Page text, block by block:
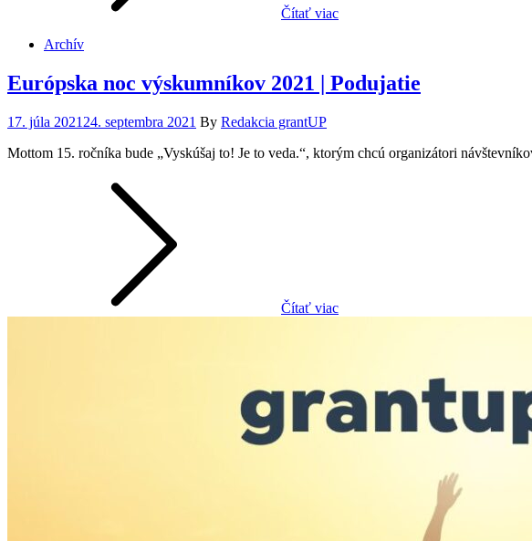
Čítať viac
Archív
Európska noc výskumníkov 2021 | Podujatie
Posted
17. júla 2021 24. septembra 2021 By Redakcia grantUP
Mottom 15. ročníka bude „Vyskúšaj to! Je to veda.“, ktorým chcú organizátori
Čítať viac